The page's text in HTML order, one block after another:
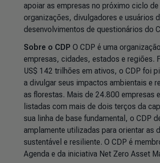
apoiar as empresas no próximo ciclo
organizações, divulgadores e usuários
desenvolvimentos de questionários do
Sobre o CDP O CDP é uma
empresas, cidades, estados e regiões.
US$ 142 trilhões em ativos, o CDP foi
a divulgar seus impactos ambientais e
as florestas. Mais de 24.800 empresas
listadas com mais de dois terços da
sua linha de base fundamental, o CDP
amplamente utilizadas para orientar as
sustentável e resiliente. O CDP é
Agenda e da iniciativa Net Zero Asset